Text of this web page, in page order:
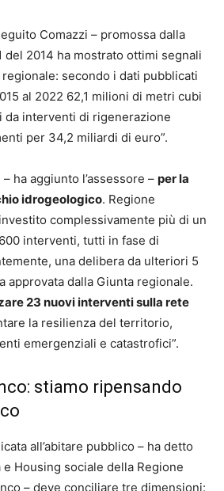
Comazzi – promossa dalla
del 2014 ha mostrato ottimi segnali
secondo i dati pubblicati
al 2022 62,1 milioni di metri cubi
da interventi di rigenerazione
per 34,2 miliardi di euro”.
– ha aggiunto l’assessore – per la
idrogeologico. Regione
complessivamente più di un
interventi, tutti in fase di
una delibera da ulteriori 5
approvata dalla Giunta regionale.
23 nuovi interventi sulla rete
la resilienza del territorio,
emergenziali e catastrofici”.
stiamo ripensando
all’abitare pubblico – ha detto
e Housing sociale della Regione
– deve conciliare tre dimensioni: